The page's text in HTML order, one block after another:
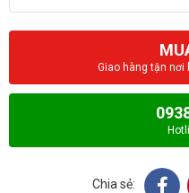
Giao hàng tận
Chia sẻ: